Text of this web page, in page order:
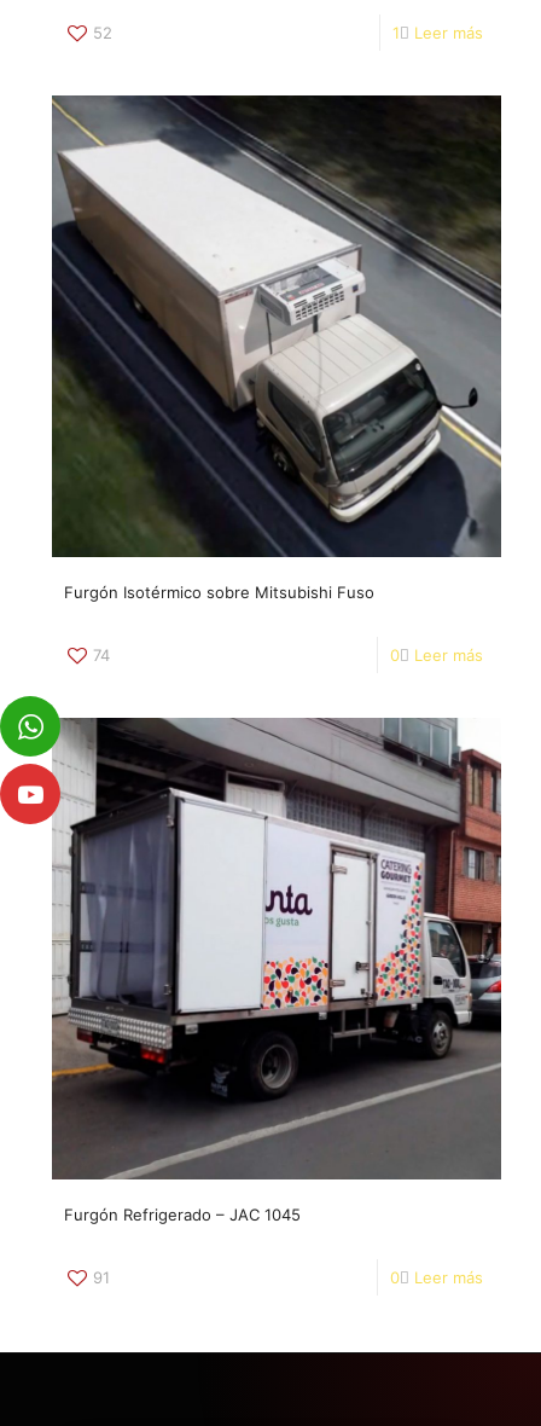
52 1 Leer más
Furgón Isotérmico sobre Mitsubishi Fuso
74 0 Leer más
Furgón Refrigerado – JAC 1045
91 0 Leer más